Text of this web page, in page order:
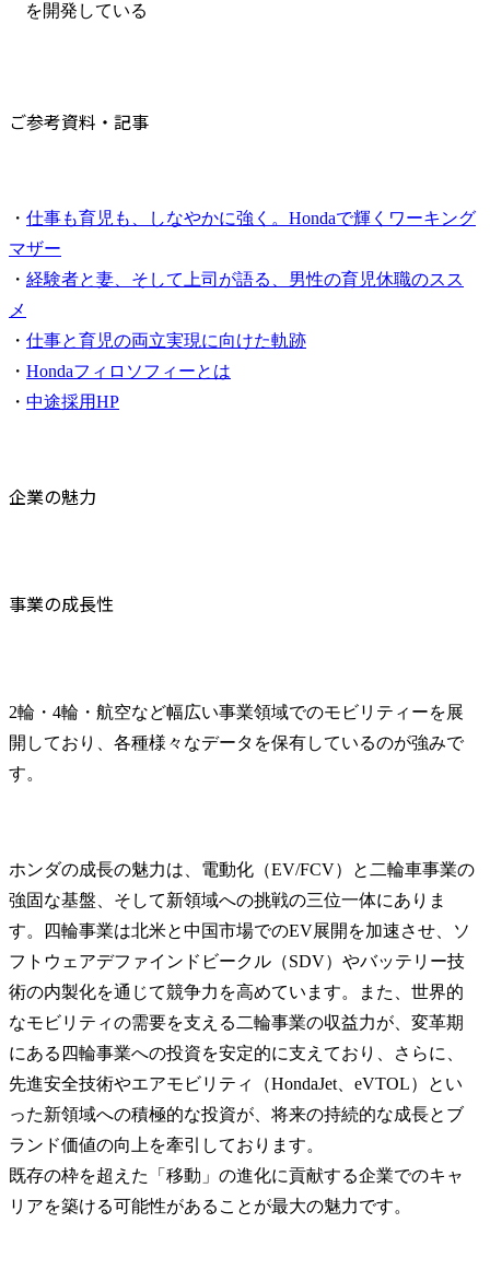
を開発している
ご参考資料・記事
・ 仕事も育児も、しなやかに強く。Hondaで輝くワーキング
マザー
・ 経験者と妻、そして上司が語る、男性の育児休職のスス
メ
・ 仕事と育児の両立実現に向けた軌跡
・ Hondaフィロソフィーとは
・ 中途採用HP
企業の魅力
事業の成長性
2輪・4輪・航空など幅広い事業領域でのモビリティーを展
開しており、各種様々なデータを保有しているのが強みで
す。
ホンダの成長の魅力は、電動化（EV/FCV）と二輪車事業の
強固な基盤、そして新領域への挑戦の三位一体にありま
す。四輪事業は北米と中国市場でのEV展開を加速させ、ソ
フトウェアデファインドビークル（SDV）やバッテリー技
術の内製化を通じて競争力を高めています。また、世界的
なモビリティの需要を支える二輪事業の収益力が、変革期
にある四輪事業への投資を安定的に支えており、さらに、
先進安全技術やエアモビリティ（HondaJet、eVTOL）とい
った新領域への積極的な投資が、将来の持続的な成長とブ
ランド価値の向上を牽引しております。
既存の枠を超えた「移動」の進化に貢献する企業でのキャ
リアを築ける可能性があることが最大の魅力です。